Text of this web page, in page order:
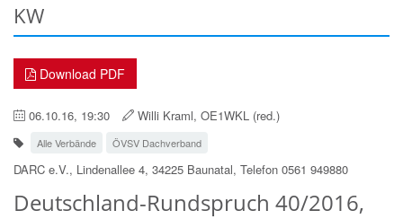
KW
Download PDF
06.10.16, 19:30 Willi Kraml, OE1WKL (red.)
Alle Verbände ÖVSV Dachverband
DARC e.V., Lindenallee 4, 34225 Baunatal, Telefon 0561 949880
Deutschland-Rundspruch 40/2016,